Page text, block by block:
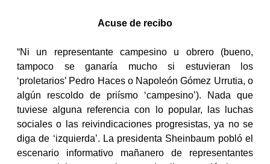
Acuse de recibo
“Ni un representante campesino u obrero (bueno,
tampoco se ganaría mucho si estuvieran los
‘proletarios’ Pedro Haces o Napoleón Gómez Urrutia, o
algún rescoldo de priísmo ‘campesino’). Nada que
tuviese alguna referencia con lo popular, las luchas
sociales o las reivindicaciones progresistas, ya no se
diga de ‘izquierda’. La presidenta Sheinbaum pobló el
escenario informativo mañanero de representantes